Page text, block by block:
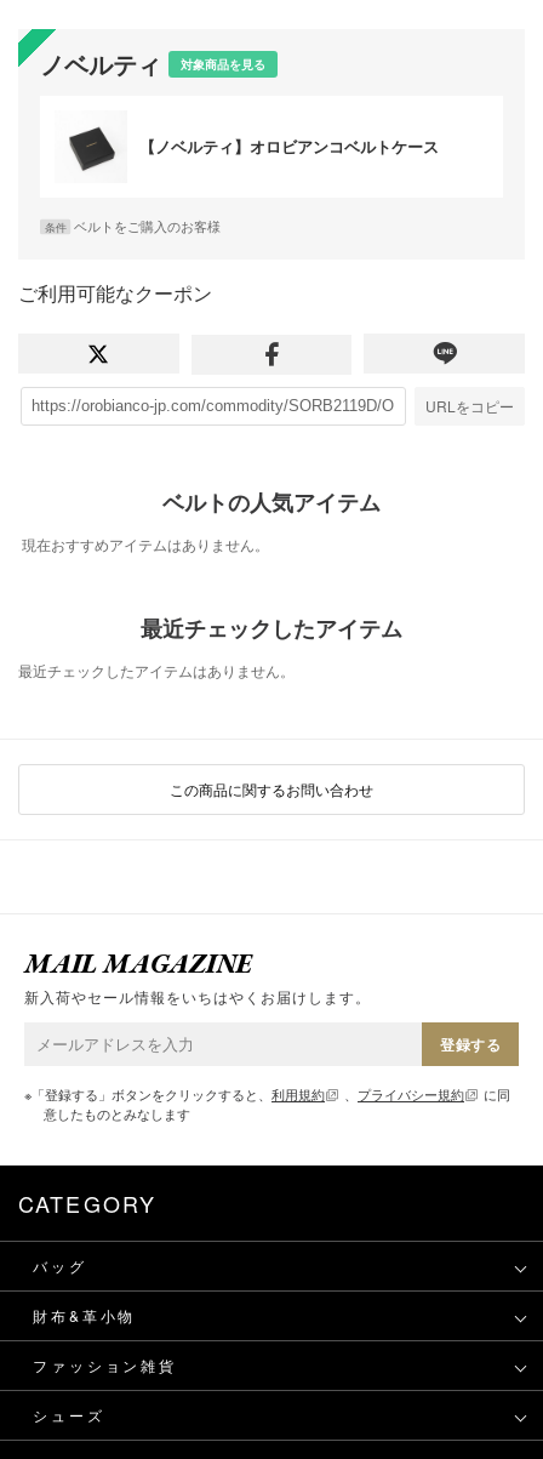
ノベルティ 対象商品を見る
【ノベルティ】オロビアンコベルトケース
条件 ベルトをご購入のお客様
ご利用可能なクーポン
URLをコピー
ベルトの人気アイテム
現在おすすめアイテムはありません。
最近チェックしたアイテム
最近チェックしたアイテムはありません。
この商品に関するお問い合わせ
MAIL MAGAZINE
新入荷やセール情報をいちはやくお届けします。
登録する
※「登録する」ボタンをクリックすると、 利用規約 、 プライバシー規約
に同
意したものとみなします
CATEGORY
バッグ
財布&革小物
ファッション雑貨
シューズ